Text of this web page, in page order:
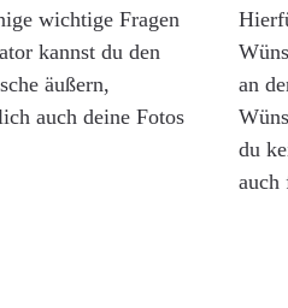
wichtige Fragen
kannst du den
äußern,
auch deine Fotos
an
du
auch